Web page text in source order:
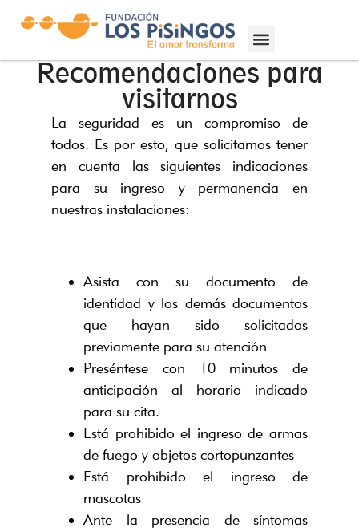
Recomendaciones para
visitarnos
La seguridad es un compromiso de
todos. Es por esto, que solicitamos tener
en cuenta las siguientes indicaciones
para su ingreso y permanencia en
nuestras instalaciones:
Asista con su documento de
identidad y los demás documentos
que hayan sido solicitados
previamente para su atención
Preséntese con 10 minutos de
anticipación al horario indicado
para su cita.
Está prohibido el ingreso de armas
de fuego y objetos cortopunzantes
Está prohibido el ingreso de
mascotas
Ante la presencia de síntomas